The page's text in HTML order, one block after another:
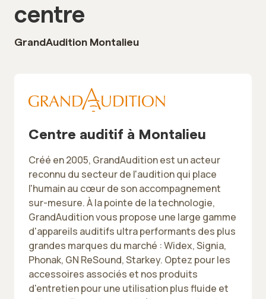
centre
GrandAudition Montalieu
Centre auditif à Montalieu
Créé en 2005, GrandAudition est un acteur
reconnu du secteur de l'audition qui place
l'humain au cœur de son accompagnement
sur-mesure. À la pointe de la technologie,
GrandAudition vous propose une large gamme
d'appareils auditifs ultra performants des plus
grandes marques du marché : Widex, Signia,
Phonak, GN ReSound, Starkey. Optez pour les
accessoires associés et nos produits
d'entretien pour une utilisation plus fluide et